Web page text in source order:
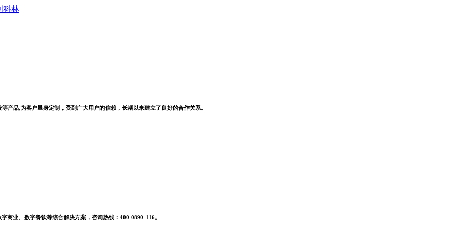
产品,为客户量身定制，受到广大用户的信赖，长期以来建立了良好的合作关系。
商业、数字餐饮等综合解决方案，咨询热线：400-0890-116。